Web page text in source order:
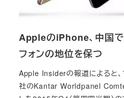
AppleのiPhone、中国
フォンの地位を保つ
Apple Insiderの報道によると、
社のKantar Worldpanel